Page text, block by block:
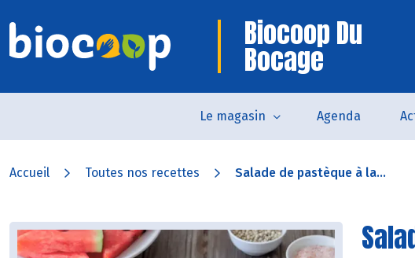
Biocoop Du
Bocage
Le magasin Agenda
Accueil Toutes nos recettes Salade de pastèque à la...